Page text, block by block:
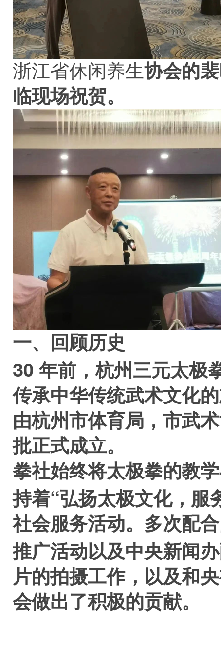
浙江省休闲养生协会的
临现场祝贺。
一、回顾历史
30 年前，杭州三元太极
传承中华传统武术文化
由杭州市体育局，市武
批正式成立。
拳社始终将太极拳的教
持着“弘扬太极文化，服
社会服务活动。多次配
推广活动以及中央新闻
片的拍摄工作，以及和
会做出了积极的贡献。